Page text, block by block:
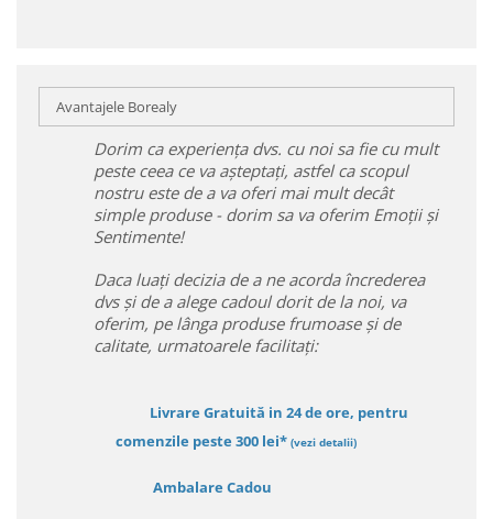
Avantajele Borealy
Dorim ca experiența dvs. cu noi sa fie cu mult
peste ceea ce va așteptați, astfel ca scopul
nostru este de a va oferi mai mult decât
simple produse - dorim sa va oferim Emoții și
Sentimente!
Daca luați decizia de a ne acorda încrederea
dvs și de a alege cadoul dorit de la noi, va
oferim, pe lânga produse frumoase și de
calitate, urmatoarele facilitați:
Livrare Gratuită in 24 de ore, pentru
comenzile peste 300 lei* (vezi detalii)
Ambalare Cadou